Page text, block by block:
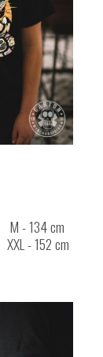
M - 134 cm
XXL - 152 cm